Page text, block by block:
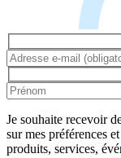
Je souhaite recevoir
sur mes préférences
produits, services,